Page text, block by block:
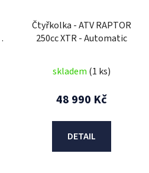
Čtyřkolka - ATV RAPTOR
250cc XTR - Automatic
skladem (1 ks)
48 990 Kč
DETAIL